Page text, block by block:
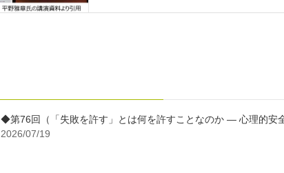
◆第76回（「失敗を許す」とは何を許すことなのか ― 心理的安
2026/07/19